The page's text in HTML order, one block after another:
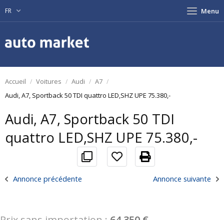
FR Menu
Accueil Voitures Audi
A7
Audi, A7, Sportback 50 TDI quattro LED,SHZ UPE 75.380,-
Audi, A7, Sportback 50 TDI
quattro LED,SHZ UPE 75.380,-
Annonce précédente Annonce suivante